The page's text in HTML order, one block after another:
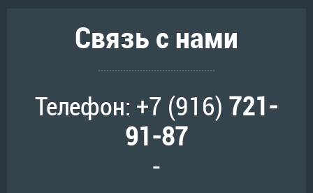
Связь с нами
Телефон: +7 (916) 721-
91-87
-